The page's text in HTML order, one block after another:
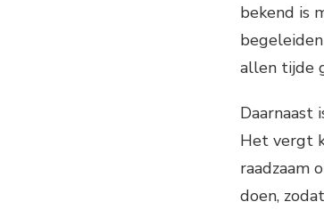
bekend is
allen tijde
Daarnaast
Het vergt
raadzaam
doen,